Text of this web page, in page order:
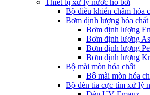
Thiết bị xử lý nước hồ bơi
Bộ điều khiển châm hóa
Bơm định lượng hóa chất
Bơm định lượng
Bơm định lượng
Bơm định lượng
Bơm định lượng
Bộ mài mòn hóa chất
Bộ mài mòn hóa
Bộ đèn tia cực tím xử lý